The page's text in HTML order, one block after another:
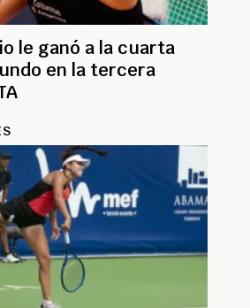
le ganó a la cuarta
en la tercera